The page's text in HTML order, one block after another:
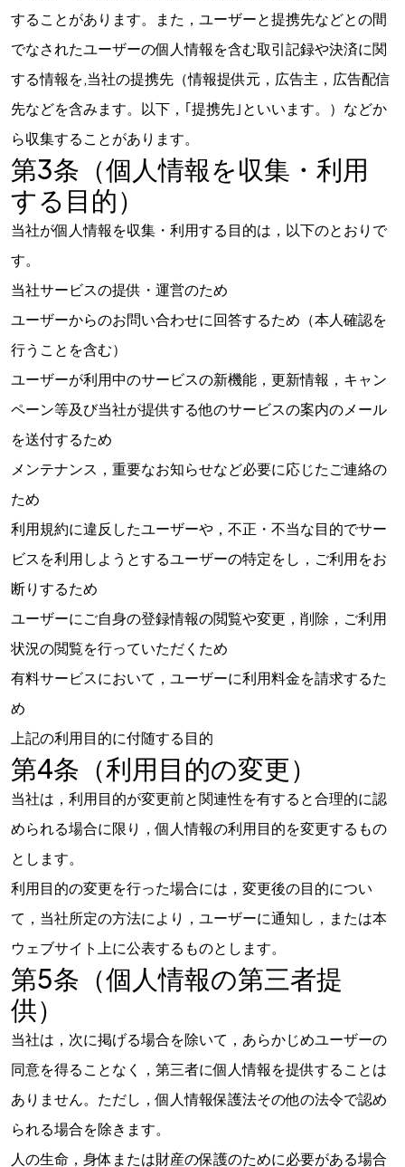
することがあります。また，ユーザーと提携先などとの間
でなされたユーザーの個人情報を含む取引記録や決済に関
する情報を,当社の提携先（情報提供元，広告主，広告配信
先などを含みます。以下，｢提携先｣といいます。）などか
ら収集することがあります。
第3条（個人情報を収集・利用
する目的）
当社が個人情報を収集・利用する目的は，以下のとおりで
す。
当社サービスの提供・運営のため
ユーザーからのお問い合わせに回答するため（本人確認を
行うことを含む）
ユーザーが利用中のサービスの新機能，更新情報，キャン
ペーン等及び当社が提供する他のサービスの案内のメール
を送付するため
メンテナンス，重要なお知らせなど必要に応じたご連絡の
ため
利用規約に違反したユーザーや，不正・不当な目的でサー
ビスを利用しようとするユーザーの特定をし，ご利用をお
断りするため
ユーザーにご自身の登録情報の閲覧や変更，削除，ご利用
状況の閲覧を行っていただくため
有料サービスにおいて，ユーザーに利用料金を請求するた
め
上記の利用目的に付随する目的
第4条（利用目的の変更）
当社は，利用目的が変更前と関連性を有すると合理的に認
められる場合に限り，個人情報の利用目的を変更するもの
とします。
利用目的の変更を行った場合には，変更後の目的につい
て，当社所定の方法により，ユーザーに通知し，または本
ウェブサイト上に公表するものとします。
第5条（個人情報の第三者提
供）
当社は，次に掲げる場合を除いて，あらかじめユーザーの
同意を得ることなく，第三者に個人情報を提供することは
ありません。ただし，個人情報保護法その他の法令で認め
られる場合を除きます。
人の生命，身体または財産の保護のために必要がある場合